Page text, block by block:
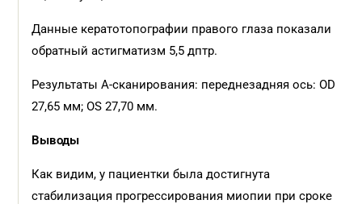
Данные кератотопографии правого глаза показали
обратный астигматизм 5,5 дптр.
Результаты А-сканирования: переднезадняя ось: OD
27,65 мм; OS 27,70 мм.
Выводы
Как видим, у пациентки была достигнута
стабилизация прогрессирования миопии при сроке